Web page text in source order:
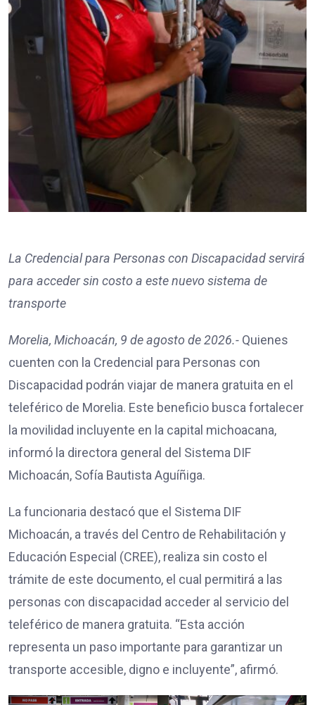
La Credencial para Personas con Discapacidad servirá
para acceder sin costo a este nuevo sistema de
transporte
Morelia, Michoacán, 9 de agosto de 2026.- Quienes
cuenten con la Credencial para Personas con
Discapacidad podrán viajar de manera gratuita en el
teleférico de Morelia. Este beneficio busca fortalecer
la movilidad incluyente en la capital michoacana,
informó la directora general del Sistema DIF
Michoacán, Sofía Bautista Aguíñiga.
La funcionaria destacó que el Sistema DIF
Michoacán, a través del Centro de Rehabilitación y
Educación Especial (CREE), realiza sin costo el
trámite de este documento, el cual permitirá a las
personas con discapacidad acceder al servicio del
teleférico de manera gratuita. “Esta acción
representa un paso importante para garantizar un
transporte accesible, digno e incluyente”, afirmó.